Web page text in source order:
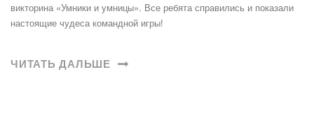
викторина «Умники и умницы». Все ребята справились и показали
настоящие чудеса командной игры!
ЧИТАТЬ ДАЛЬШЕ